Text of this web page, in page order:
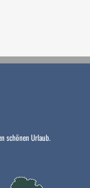
schönen Urlaub.